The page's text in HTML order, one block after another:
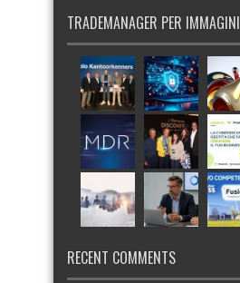
TRADEMANAGER PER IMMAGINI
RECENT COMMENTS